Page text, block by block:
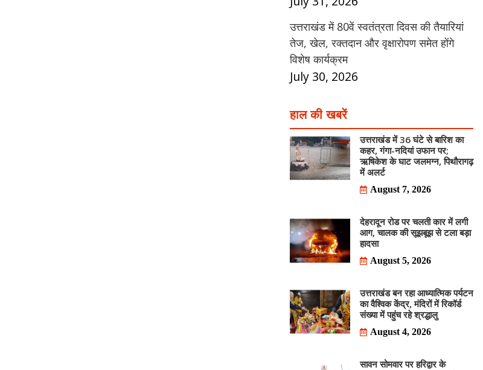
उत्तराखंड में 80वें स्वतंत्रता दिवस की तैयारियां
तेज, खेल, रक्तदान और वृक्षारोपण समेत होंगे
विशेष कार्यक्रम
July 30, 2026
हाल की खबरें
उत्तराखंड में 36 घंटे से बारिश का
कहर, गंगा-नदियां उफान पर;
ऋषिकेश के घाट जलमग्न, पिथौरागढ़
में अलर्ट
August 7, 2026
देहरादून रोड पर चलती कार में लगी
आग, चालक की सूझबूझ से टला बड़ा
हादसा
August 5, 2026
उत्तराखंड बन रहा आध्यात्मिक पर्यटन
का वैश्विक केंद्र, मंदिरों में रिकॉर्ड
संख्या में पहुंच रहे श्रद्धालु
August 4, 2026
सावन सोमवार पर हरिद्वार के